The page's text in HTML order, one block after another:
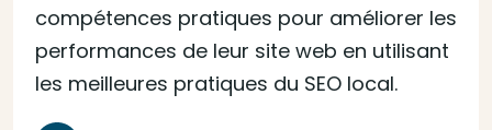
compétences pratiques pour améliorer les
performances de leur site web en utilisant
les meilleures pratiques du SEO local.